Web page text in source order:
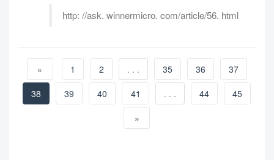
http: //ask. winnermicro. com/article/56. html
« 1 2 . . . 35 36
37
38
39 40 41 . . . 44
45
»